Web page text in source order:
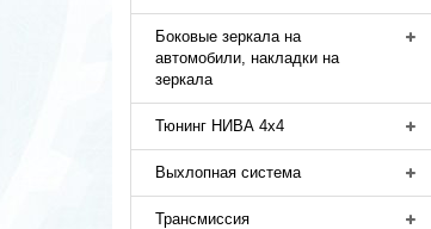
Боковые зеркала на
автомобили, накладки на
зеркала
Тюнинг НИВА 4х4
Выхлопная система
Трансмиссия